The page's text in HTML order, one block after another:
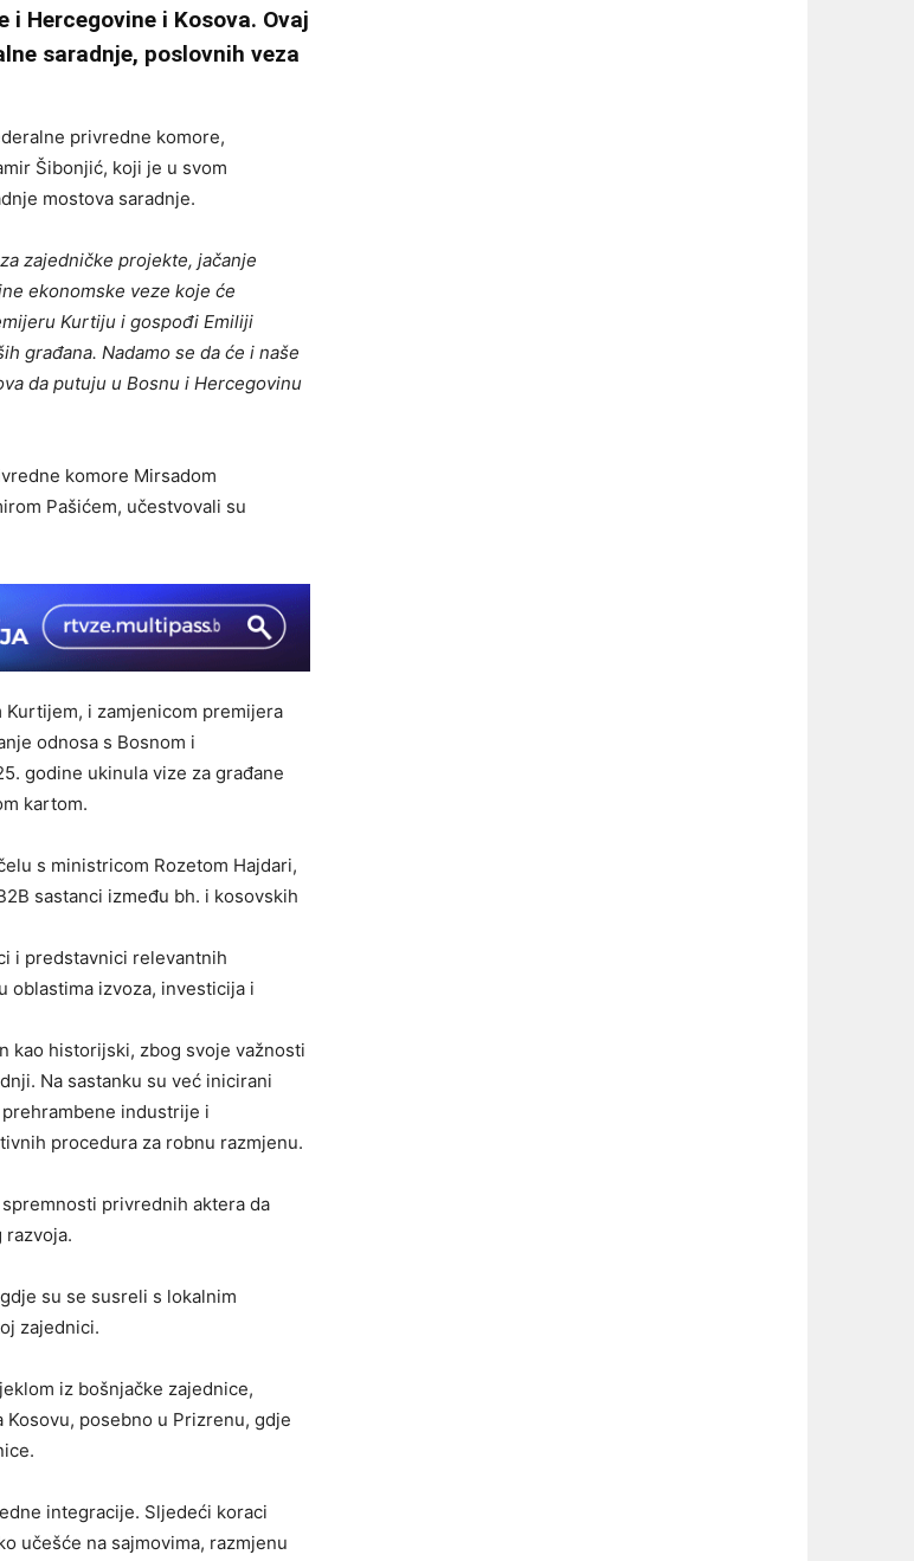
Hercegovine i Kosova. Ovaj
saradnje, poslovnih veza
privredne komore,
Šibonjić, koji je u svom
mostova saradnje.
zajedničke projekte, jačanje
ekonomske veze koje će
Kurtiju i gospođi Emiliji
građana. Nadamo se da će i naše
da putuju u Bosnu i Hercegovinu
komore Mirsadom
Pašićem, učestvovali su
Kurtijem, i zamjenicom premijera
odnosa s Bosnom i
godine ukinula vize za građane
kartom.
s ministricom Rozetom Hajdari,
sastanci između bh. i kosovskih
i predstavnici relevantnih
oblastima izvoza, investicija i
kao historijski, zbog svoje važnosti
Na sastanku su već inicirani
industrije i
procedura za robnu razmjenu.
privrednih aktera da
razvoja.
su se susreli s lokalnim
zajednici.
iz bošnjačke zajednice,
posebno u Prizrenu, gdje
integracije. Sljedeći koraci
učešće na sajmovima, razmjenu